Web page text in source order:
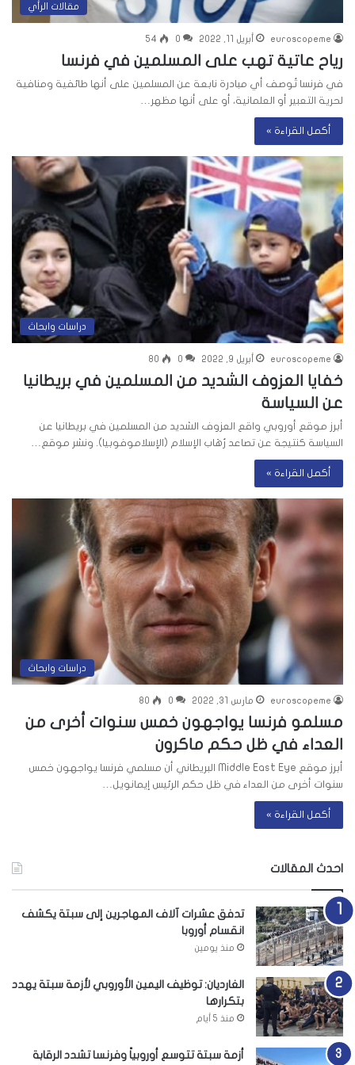
مقالات الرأي
euroscopeme أبريل 11, 2022 0
54
رياح عاتية تهب على المسلمين في فرنسا
في فرنسا تُوصف أي مبادرة نابعة عن المسلمين على أنها طائفية ومنافية
لحرية التعبير أو العلمانية، أو على أنها مظهر…
أكمل القراءة »
دراسات وابحاث
euroscopeme أبريل 9, 2022 0
80
خفايا العزوف الشديد من المسلمين في بريطانيا
عن السياسة
أبرز موقع أوروبي واقع العزوف الشديد من المسلمين في بريطانيا عن
السياسة كنتيجة عن تصاعد رُهَاب الإسلام (الإسلاموفوبيا). ونشر موقع…
أكمل القراءة »
دراسات وابحاث
euroscopeme مارس 31, 2022 0
80
مسلمو فرنسا يواجهون خمس سنوات أخرى من
العداء في ظل حكم ماكرون
أبرز موقع Middle East Eye البريطاني أن مسلمي فرنسا يواجهون خمس
سنوات أخرى من العداء في ظل حكم الرئيس إيمانويل…
أكمل القراءة »
احدث المقالات
تدفق عشرات آلاف المهاجرين إلى سبتة يكشف
انقسام أوروبا
منذ يومين
الغارديان: توظيف اليمين الأوروبي لأزمة سبتة يهدد
بتكرارها
منذ 5 أيام
أزمة سبتة تتوسع أوروبياً وفرنسا تشدد الرقابة